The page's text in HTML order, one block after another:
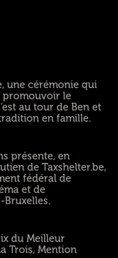
une cérémonie qui
promouvoir le
au tour de Ben et
en famille.
présente, en
de Taxshelter.be,
fédéral de
et de
Bruxelles.
du Meilleur
Trois, Mention